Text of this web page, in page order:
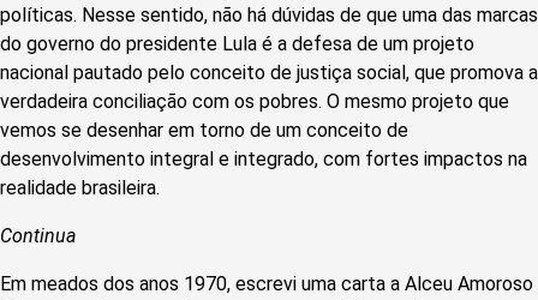
políticas. Nesse sentido, não há dúvidas de que uma das marcas
do governo do presidente Lula é a defesa de um projeto
nacional pautado pelo conceito de justiça social, que promova a
verdadeira conciliação com os pobres. O mesmo projeto que
vemos se desenhar em torno de um conceito de
desenvolvimento integral e integrado, com fortes impactos na
realidade brasileira.
Continua
Em meados dos anos 1970, escrevi uma carta a Alceu Amoroso